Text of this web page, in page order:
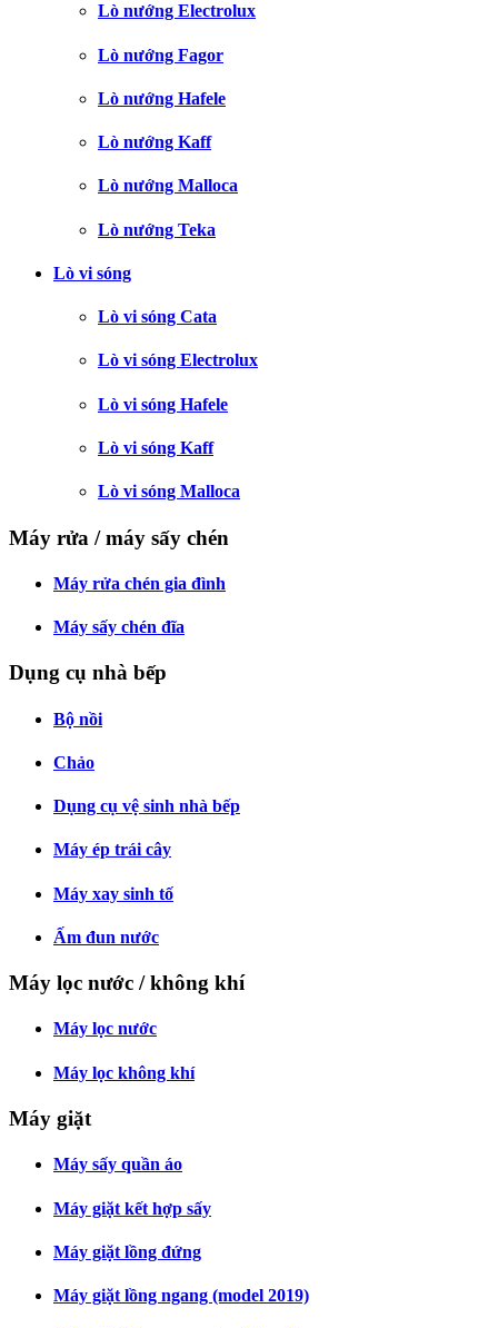
Lò nướng Electrolux
Lò nướng Fagor
Lò nướng Hafele
Lò nướng Kaff
Lò nướng Malloca
Lò nướng Teka
Lò vi sóng
Lò vi sóng Cata
Lò vi sóng Electrolux
Lò vi sóng Hafele
Lò vi sóng Kaff
Lò vi sóng Malloca
Máy rửa / máy sấy chén
Máy rửa chén gia đình
Máy sấy chén đĩa
Dụng cụ nhà bếp
Bộ nồi
Chảo
Dụng cụ vệ sinh nhà bếp
Máy ép trái cây
Máy xay sinh tố
Ấm đun nước
Máy lọc nước / không khí
Máy lọc nước
Máy lọc không khí
Máy giặt
Máy sấy quần áo
Máy giặt kết hợp sấy
Máy giặt lồng đứng
Máy giặt lồng ngang (model 2019)